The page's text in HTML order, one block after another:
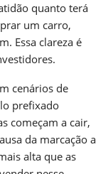
quanto terá
um carro,
Essa clareza é
cenários de
prefixado
começam a cair,
da marcação a
alta que as